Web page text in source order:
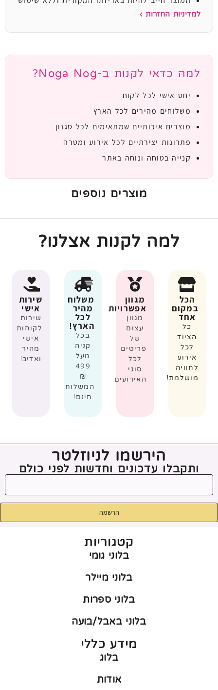
למדיניות החזרות ›
למה כדאי לקנות ב-Noga Nog?
יחס אישי לכל לקוח
משלוחים מהירים לכל הארץ
מוצרים איכותיים שמתאימים לכל סגנון
פתרונות יצירתיים לכל אירוע ומטרה
קנייה בטוחה ונוחה באתר
מוצרים נוספים
למה לקנות אצלנו?
הכל
במקום
אחד
כל
הציוד
לכל
אירוע
לחוויה
מושלמת!
מגוון
אפשרויות
מגוון
עצום
של
פריטים
לכל
סוגי
האירועים
משלוח
מהיר
לכל
הארץ!
בכל
קניה
מעל
499
₪
המשלוח
חינם!
שירות
אישי
שירות
לקוחות
אישי
מהיר
ואדיב!
הירשמו לניוזלטר
ותקבלו עדכונים וחדשות לפני כולם
הרשמה
קטגוריות
בלוני גומי
בלוני מיילר
בלוני ספרות
בלוני באבל/בועה
מידע כללי
בלוג
אודות